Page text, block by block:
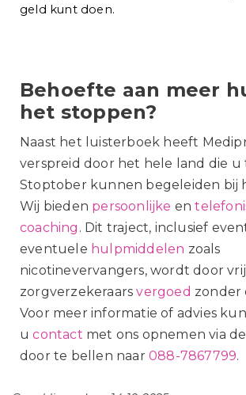
geld kunt doen.
Behoefte aan meer
het stoppen?
Naast het luisterboek heeft
verspreid door het hele land die u
Stoptoberkunnen begeleiden bij
Wij bieden persoonlijke en
coaching . Dit traject, inclusief
eventuele hulpmiddelen zoals
nicotinevervangers, wordt door
zorgverzekeraarsvergoed zonder
Voor meer informatie of advies
ucontact met ons opnemen via
door te bellen naar 088-7867799.